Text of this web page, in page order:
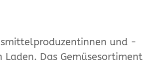
und -
Das Gemüsesortiment